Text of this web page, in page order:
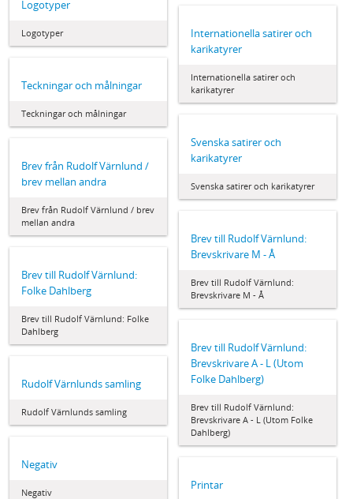
Logotyper
Logotyper
Internationella satirer och
karikatyrer
Internationella satirer och
karikatyrer
Teckningar och målningar
Teckningar och målningar
Svenska satirer och
karikatyrer
Svenska satirer och karikatyrer
Brev från Rudolf Värnlund /
brev mellan andra
Brev från Rudolf Värnlund / brev
mellan andra
Brev till Rudolf Värnlund:
Brevskrivare M - Å
Brev till Rudolf Värnlund:
Brevskrivare M - Å
Brev till Rudolf Värnlund:
Folke Dahlberg
Brev till Rudolf Värnlund: Folke
Dahlberg
Brev till Rudolf Värnlund:
Brevskrivare A - L (Utom
Folke Dahlberg)
Brev till Rudolf Värnlund:
Brevskrivare A - L (Utom Folke
Dahlberg)
Rudolf Värnlunds samling
Rudolf Värnlunds samling
Negativ
Negativ
Printar